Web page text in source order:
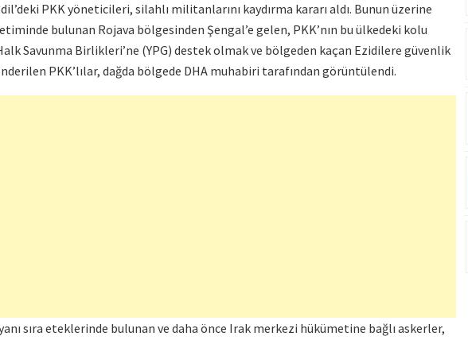
PKK yöneticileri, silahlı militanlarını kaydırma kararı aldı. Bunun üzerine
bulunan Rojava bölgesinden Şengal’e gelen, PKK’nın bu ülkedeki kolu
Halk Savunma Birlikleri’ne (YPG) destek olmak ve bölgeden kaçan Ezidilere güvenlik
PKK’lılar, dağda bölgede DHA muhabiri tarafından görüntülendi.
sıra eteklerinde bulunan ve daha önce Irak merkezi hükümetine bağlı askerler,